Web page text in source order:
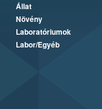
Állat
Növény
Laboratóriumok
Labor/Egyéb